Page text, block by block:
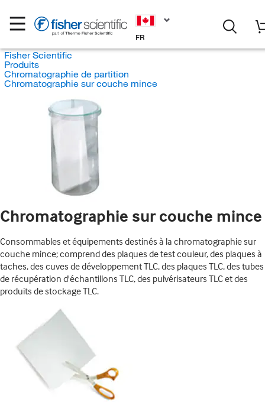
FR
Fisher Scientific
Produits
Chromatographie de partition
Chromatographie sur couche mince
Chromatographie sur couche mince
Consommables et équipements destinés à la chromatographie sur
couche mince; comprend des plaques de test couleur, des plaques à
taches, des cuves de développement TLC, des plaques TLC, des tubes
de récupération d'échantillons TLC, des pulvérisateurs TLC et des
produits de stockage TLC.